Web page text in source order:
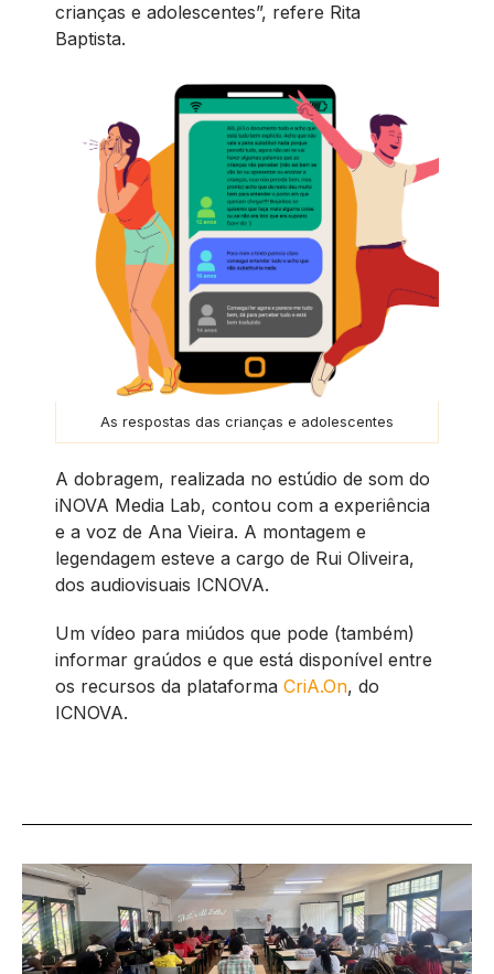
crianças e adolescentes”, refere Rita
Baptista.
As respostas das crianças e adolescentes
A dobragem, realizada no estúdio de som do
iNOVA Media Lab, contou com a experiência
e a voz de Ana Vieira. A montagem e
legendagem esteve a cargo de Rui Oliveira,
dos audiovisuais ICNOVA.
Um vídeo para miúdos que pode (também)
informar graúdos e que está disponível entre
os recursos da plataforma CriA.On, do
ICNOVA.